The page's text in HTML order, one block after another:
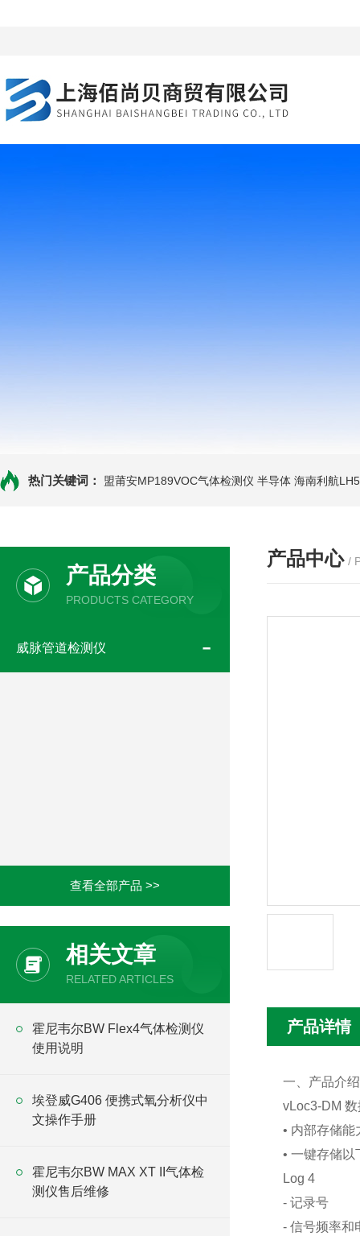
热门关键词： 盟莆安MP189VOC气体检测仪 半导体 海南利航
产品分类
PRODUCTS CATEGORY
威脉管道检测仪
查看全部产品 >>
相关文章
RELATED ARTICLES
霍尼韦尔BW Flex4气体检测仪
使用说明
埃登威G406 便携式氧分析仪中
文操作手册
霍尼韦尔BW MAX XT II气体检
测仪售后维修
产品中心 /
产品详情
一、产品介绍
vLoc3-DM
• 内部存储
• 一键存储以
Log 4
- 记录号
- 信号频率和